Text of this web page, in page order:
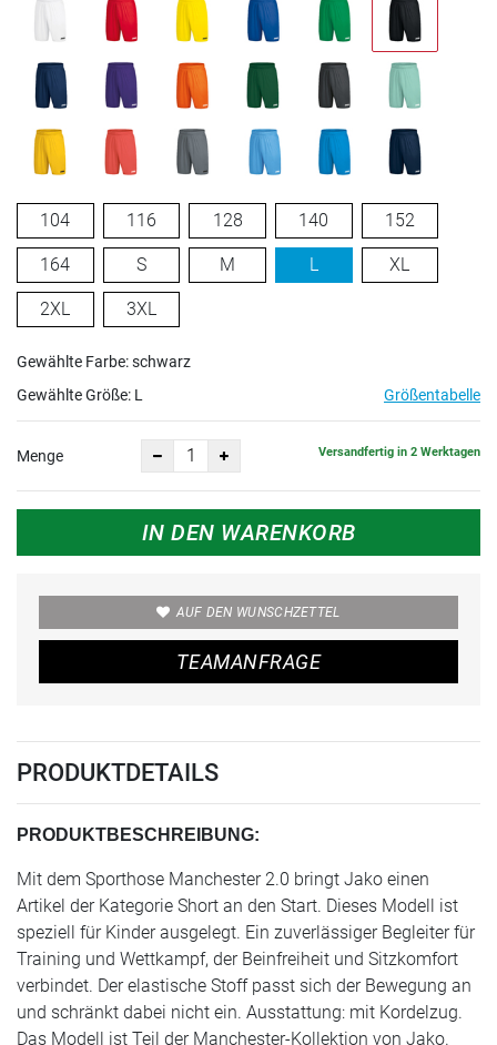
104 116 128 140 152
164 S M L XL
2XL 3XL
Gewählte Farbe: schwarz
Gewählte Größe: L Größentabelle
Menge Versandfertig in 2 Werktagen
IN DEN WARENKORB
AUF DEN WUNSCHZETTEL
TEAMANFRAGE
PRODUKTDETAILS
PRODUKTBESCHREIBUNG:
Mit dem Sporthose Manchester 2.0 bringt Jako einen
Artikel der Kategorie Short an den Start. Dieses Modell ist
speziell für Kinder ausgelegt. Ein zuverlässiger Begleiter für
Training und Wettkampf, der Beinfreiheit und Sitzkomfort
verbindet. Der elastische Stoff passt sich der Bewegung an
und schränkt dabei nicht ein. Ausstattung: mit Kordelzug.
Das Modell ist Teil der Manchester-Kollektion von Jako.